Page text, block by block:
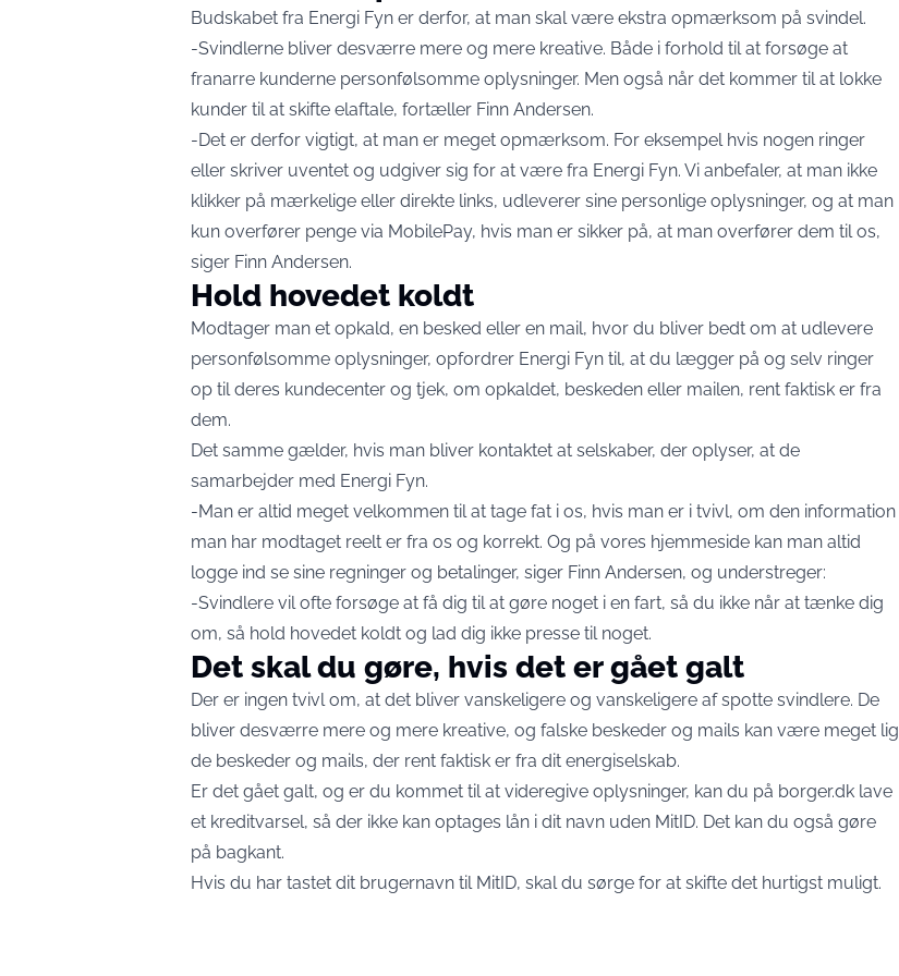
Budskabet fra Energi Fyn er derfor, at man skal være ekstra opmærksom på svindel.
-Svindlerne bliver desværre mere og mere kreative. Både i forhold til at forsøge at
franarre kunderne personfølsomme oplysninger. Men også når det kommer til at lokke
kunder til at skifte elaftale, fortæller Finn Andersen.
-Det er derfor vigtigt, at man er meget opmærksom. For eksempel hvis nogen ringer
eller skriver uventet og udgiver sig for at være fra Energi Fyn. Vi anbefaler, at man ikke
klikker på mærkelige eller direkte links, udleverer sine personlige oplysninger, og at man
kun overfører penge via MobilePay, hvis man er sikker på, at man overfører dem til os,
siger Finn Andersen.
Hold hovedet koldt
Modtager man et opkald, en besked eller en mail, hvor du bliver bedt om at udlevere
personfølsomme oplysninger, opfordrer Energi Fyn til, at du lægger på og selv ringer
op til deres kundecenter og tjek, om opkaldet, beskeden eller mailen, rent faktisk er fra
dem.
Det samme gælder, hvis man bliver kontaktet at selskaber, der oplyser, at de
samarbejder med Energi Fyn.
-Man er altid meget velkommen til at tage fat i os, hvis man er i tvivl, om den information
man har modtaget reelt er fra os og korrekt. Og på vores hjemmeside kan man altid
logge ind se sine regninger og betalinger, siger Finn Andersen, og understreger:
-Svindlere vil ofte forsøge at få dig til at gøre noget i en fart, så du ikke når at tænke dig
om, så hold hovedet koldt og lad dig ikke presse til noget.
Det skal du gøre, hvis det er gået galt
Der er ingen tvivl om, at det bliver vanskeligere og vanskeligere af spotte svindlere. De
bliver desværre mere og mere kreative, og falske beskeder og mails kan være meget lig
de beskeder og mails, der rent faktisk er fra dit energiselskab.
Er det gået galt, og er du kommet til at videregive oplysninger, kan du på borger.dk lave
et kreditvarsel, så der ikke kan optages lån i dit navn uden MitID. Det kan du også gøre
på bagkant.
Hvis du har tastet dit brugernavn til MitID, skal du sørge for at skifte det hurtigst muligt.